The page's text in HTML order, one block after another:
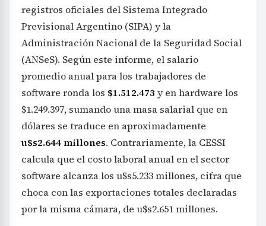
registros oficiales del Sistema Integrado
Previsional Argentino (SIPA) y la
Administración Nacional de la Seguridad Social
(ANSeS). Según este informe, el salario
promedio anual para los trabajadores de
software ronda los $1.512.473 y en hardware los
$1.249.397, sumando una masa salarial que en
dólares se traduce en aproximadamente
u$s2.644 millones. Contrariamente, la CESSI
calcula que el costo laboral anual en el sector
software alcanza los u$s5.233 millones, cifra que
choca con las exportaciones totales declaradas
por la misma cámara, de u$s2.651 millones.